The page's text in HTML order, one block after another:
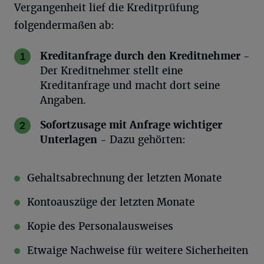
Vergangenheit lief die Kreditprüfung
folgendermaßen ab:
Kreditanfrage durch den Kreditnehmer -
Der Kreditnehmer stellt eine
Kreditanfrage und macht dort seine
Angaben.
Sofortzusage mit Anfrage wichtiger
Unterlagen - Dazu gehörten:
Gehaltsabrechnung der letzten Monate
Kontoauszüge der letzten Monate
Kopie des Personalausweises
Etwaige Nachweise für weitere Sicherheiten